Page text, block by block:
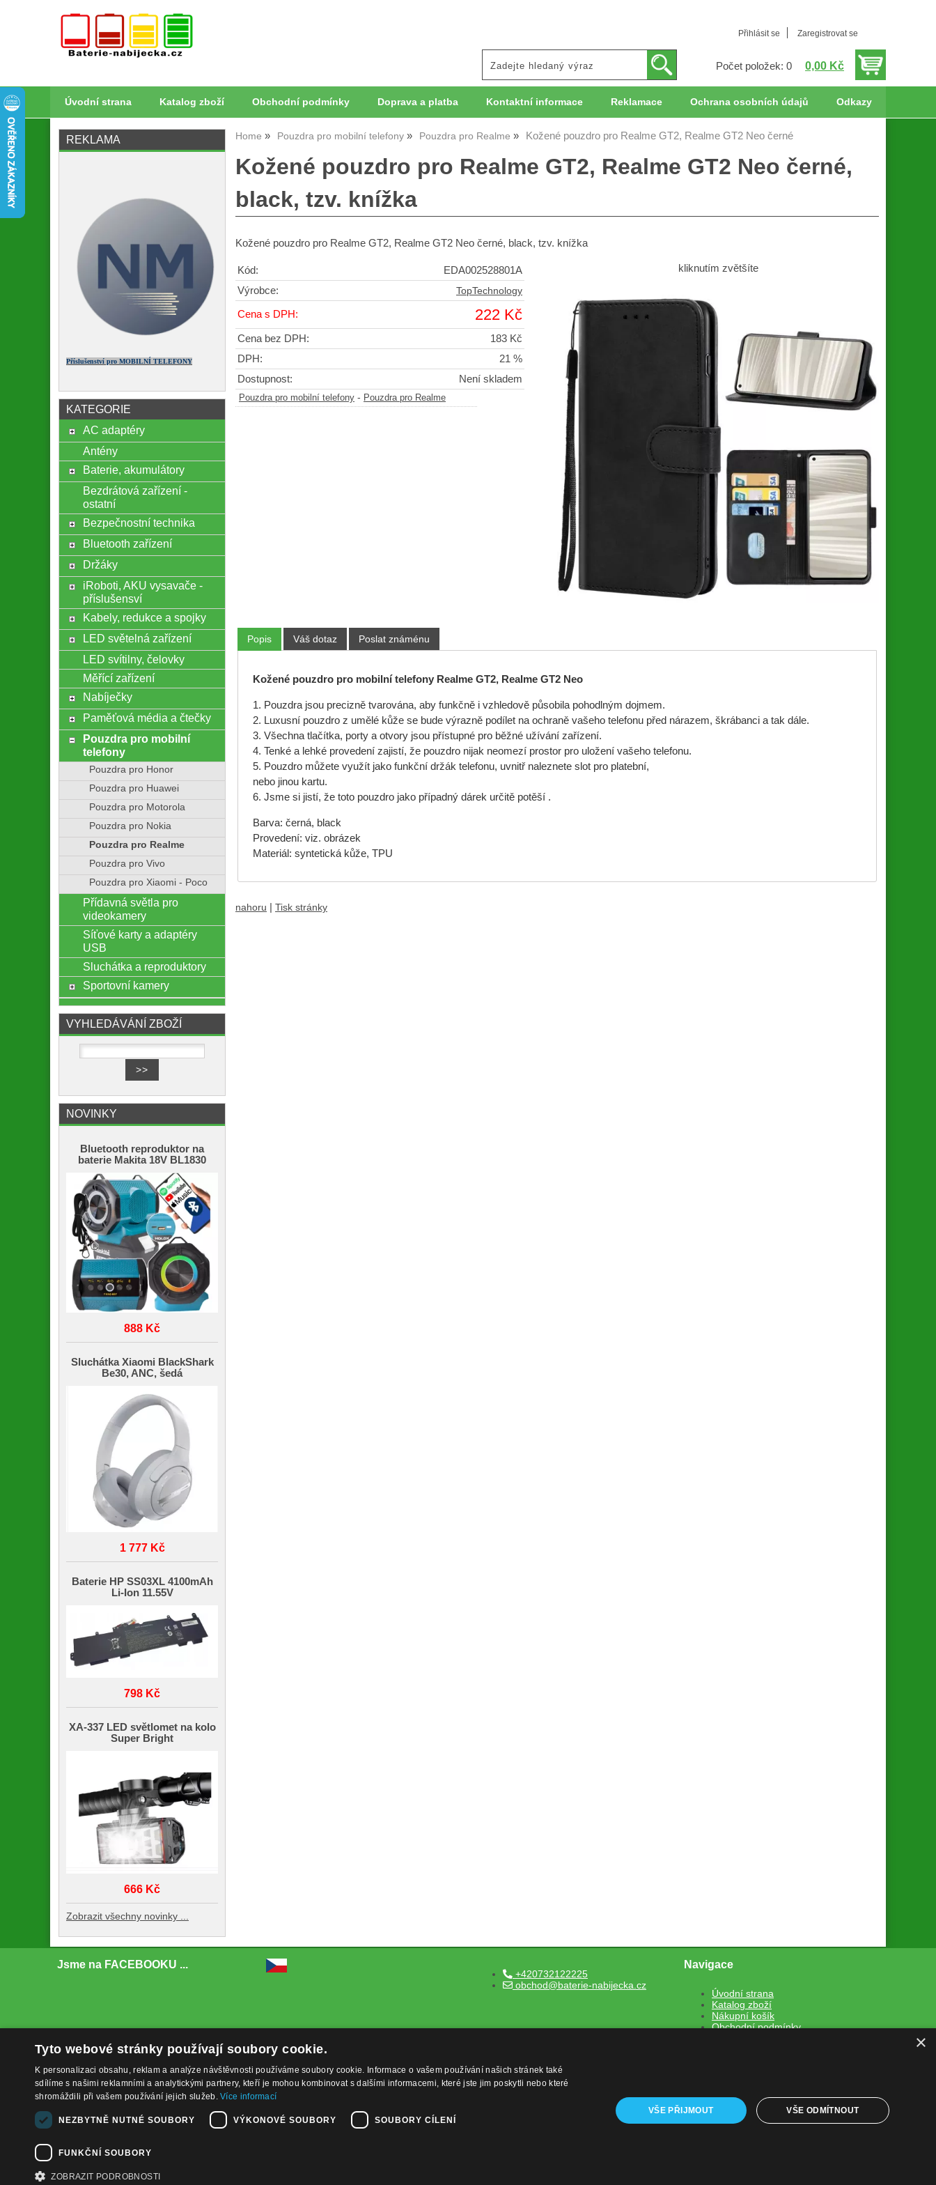
Přihlásit se Zaregistrovat se
Počet položek: 0 0,00 Kč
Úvodní strana Katalog zboží Obchodní podmínky Doprava a platba Kontaktní informace Reklamace Ochrana osobních údajů Odkazy
Home Pouzdra pro mobilní telefony Pouzdra pro Realme Kožené pouzdro pro Realme GT2, Realme GT2 Neo černé
Kožené pouzdro pro Realme GT2, Realme GT2 Neo černé,
black, tzv. knížka
Kožené pouzdro pro Realme GT2, Realme GT2 Neo černé, black, tzv. knížka
kliknutím zvětšíte
Kód:
EDA002528801A
Výrobce:
TopTechnology
Cena s DPH: 222 Kč
Cena bez DPH:
183 Kč
DPH:
21 %
Dostupnost:
Není skladem
Pouzdra pro mobilní telefony - Pouzdra pro Realme
Popis Váš dotaz Poslat známénu
Kožené pouzdro pro mobilní telefony Realme GT2, Realme GT2 Neo
1. Pouzdra jsou precizně tvarována, aby funkčně i vzhledově působila pohodlným dojmem.
2. Luxusní pouzdro z umělé kůže se bude výrazně podílet na ochraně vašeho telefonu před nárazem, škrábanci a tak dále.
3. Všechna tlačítka, porty a otvory jsou přístupné pro běžné užívání zařízení.
4. Tenké a lehké provedení zajistí, že pouzdro nijak neomezí prostor pro uložení vašeho telefonu.
5. Pouzdro můžete využít jako funkční držák telefonu, uvnitř naleznete slot pro platební,
nebo jinou kartu.
6. Jsme si jistí, že toto pouzdro jako případný dárek určitě potěší .
Barva: černá, black
Provedení: viz. obrázek
Materiál: syntetická kůže, TPU
nahoru Tisk stránky
REKLAMA
Příslušenství pro MOBILNÍ TELEFONY
KATEGORIE
AC adaptéry
Antény
Baterie, akumulátory
Bezdrátová zařízení -
ostatní
Bezpečnostní technika
Bluetooth zařízení
Držáky
iRoboti, AKU vysavače -
příslušensví
Kabely, redukce a spojky
LED světelná zařízení
LED svítilny, čelovky
Měřící zařízení
Nabíječky
Paměťová média a čtečky
Pouzdra pro mobilní
telefony
Pouzdra pro Honor
Pouzdra pro Huawei
Pouzdra pro Motorola
Pouzdra pro Nokia
Pouzdra pro Realme
Pouzdra pro Vivo
Pouzdra pro Xiaomi - Poco
Přídavná světla pro
videokamery
Síťové karty a adaptéry
USB
Sluchátka a reproduktory
Sportovní kamery
VYHLEDÁVÁNÍ ZBOŽÍ
NOVINKY
Bluetooth reproduktor na
baterie Makita 18V BL1830
888 Kč
Sluchátka Xiaomi BlackShark
Be30, ANC, šedá
1 777 Kč
Baterie HP SS03XL 4100mAh
Li-Ion 11.55V
798 Kč
XA-337 LED světlomet na kolo
Super Bright
666 Kč
Zobrazit všechny novinky ...
Jsme na FACEBOOKU ...
+420732122225
obchod@baterie-nabijecka.cz
Navigace
Úvodní strana
Katalog zboží
Nákupní košík
Obchodní podmínky
×
Tyto webové stránky používají soubory cookie.
K personalizaci obsahu, reklam a analýze návštěvnosti používáme soubory cookie. Informace o vašem používání našich stránek také
sdílíme s našimi reklamními a analytickými partnery, kteří je mohou kombinovat s dalšími informacemi, které jste jim poskytli nebo které
shromáždili při vašem používání jejich služeb.Více informací
NEZBYTNĚ NUTNÉ SOUBORY VÝKONOVÉ SOUBORY SOUBORY CÍLENÍ
FUNKČNÍ SOUBORY
ZOBRAZIT PODROBNOSTI
VŠE PŘIJMOUT VŠE ODMÍTNOUT